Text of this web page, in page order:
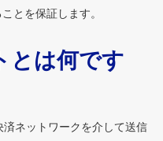
とを保証します。
とは何です
ネットワークを介して送信